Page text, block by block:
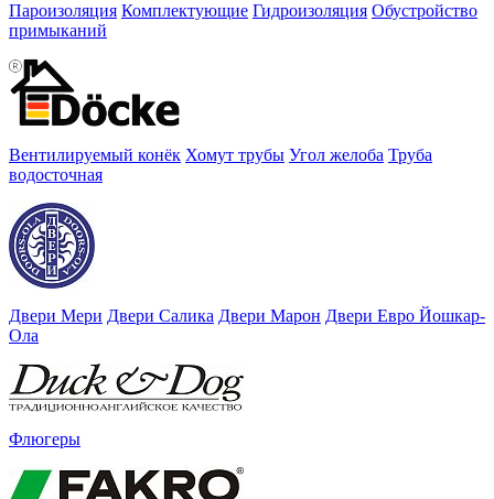
Пароизоляция Комплектующие Гидроизоляция Обустройство
примыканий
Вентилируемый конёк Хомут трубы Угол желоба Труба
водосточная
Двери Мери Двери Салика Двери Марон Двери Евро Йошкар-
Ола
Флюгеры